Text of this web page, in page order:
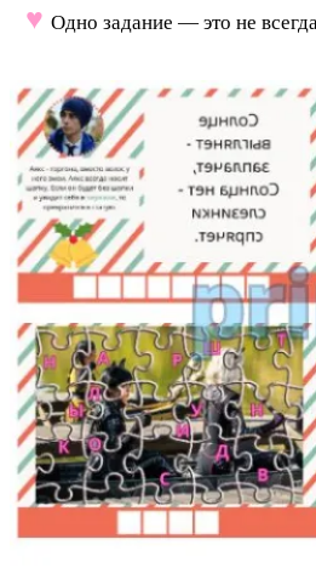
♥ Одно задание — это не